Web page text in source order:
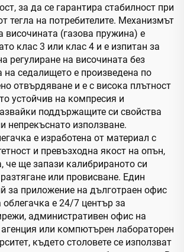
за да се гарантира стабилност при
тегла на потребителите. Механизмът
височината (газова пружина) е
клас 3 или клас 4 и е изпитан за
регулиране на височината без
на седалището е произведена по
отвърдяване и е с висока плътност
устойчив на компресия и
поддържащите си свойства
непрекъснато използване.
е изработена от материал с
и превъзходна якост на опън,
че ще запази калибрираното си
или провисване. Един
за приложение на дълготраен офис
е 24/7 център за
административен офис на
агенция или компютърен лабораторен
където столовете се използват